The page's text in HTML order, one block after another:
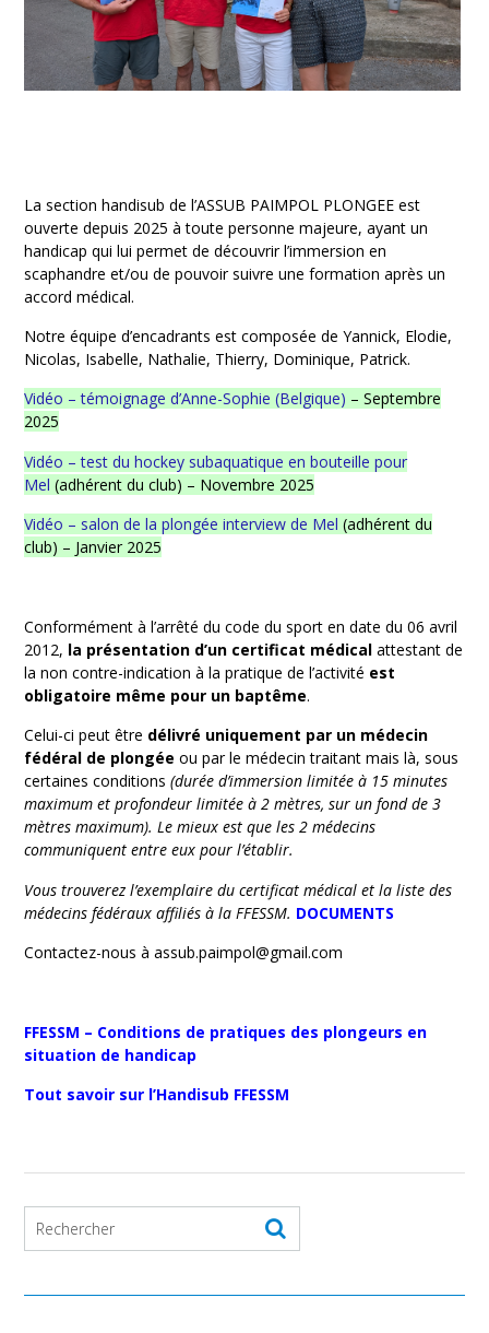
La section handisub de l’ASSUB PAIMPOL PLONGEE est
ouverte depuis 2025 à toute personne majeure, ayant un
handicap qui lui permet de découvrir l’immersion en
scaphandre et/ou de pouvoir suivre une formation après un
accord médical.
Notre équipe d’encadrants est composée de Yannick, Elodie,
Nicolas, Isabelle, Nathalie, Thierry, Dominique, Patrick.
Vidéo – témoignage d’Anne-Sophie (Belgique) – Septembre
2025
Vidéo – test du hockey subaquatique en bouteille pour
Mel (adhérent du club) – Novembre 2025
Vidéo – salon de la plongée interview de Mel (adhérent du
club) – Janvier 2025
Conformément à l’arrêté du code du sport en date du 06 avril
2012, la présentation d’un certificat médical attestant de
la non contre-indication à la pratique de l’activité est
obligatoire même pour un baptême.
Celui-ci peut être délivré uniquement par un médecin
fédéral de plongée ou par le médecin traitant mais là, sous
certaines conditions (durée d’immersion limitée à 15 minutes
maximum et profondeur limitée à 2 mètres, sur un fond de 3
mètres maximum). Le mieux est que les 2 médecins
communiquent entre eux pour l’établir.
Vous trouverez l’exemplaire du certificat médical et la liste des
médecins fédéraux affiliés à la FFESSM. DOCUMENTS
Contactez-nous à assub.paimpol@gmail.com
FFESSM – Conditions de pratiques des plongeurs en
situation de handicap
Tout savoir sur l’Handisub FFESSM